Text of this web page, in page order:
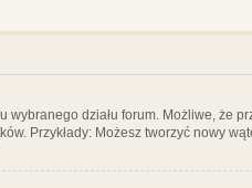
działu forum. Możliwe, że
Przykłady: Możesz tworzyć nowy